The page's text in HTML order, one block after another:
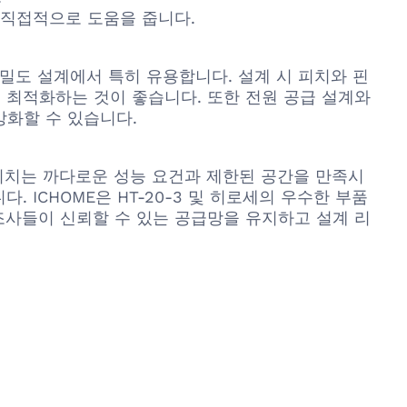
접적으로 도움을 줍니다.
도 설계에서 특히 유용합니다. 설계 시 피치와 핀
적화하는 것이 좋습니다. 또한 전원 공급 설계와
할 수 있습니다.
는 까다로운 성능 요건과 제한된 공간을 만족시
. ICHOME은 HT-20-3 및 히로세의 우수한 부품
들이 신뢰할 수 있는 공급망을 유지하고 설계 리